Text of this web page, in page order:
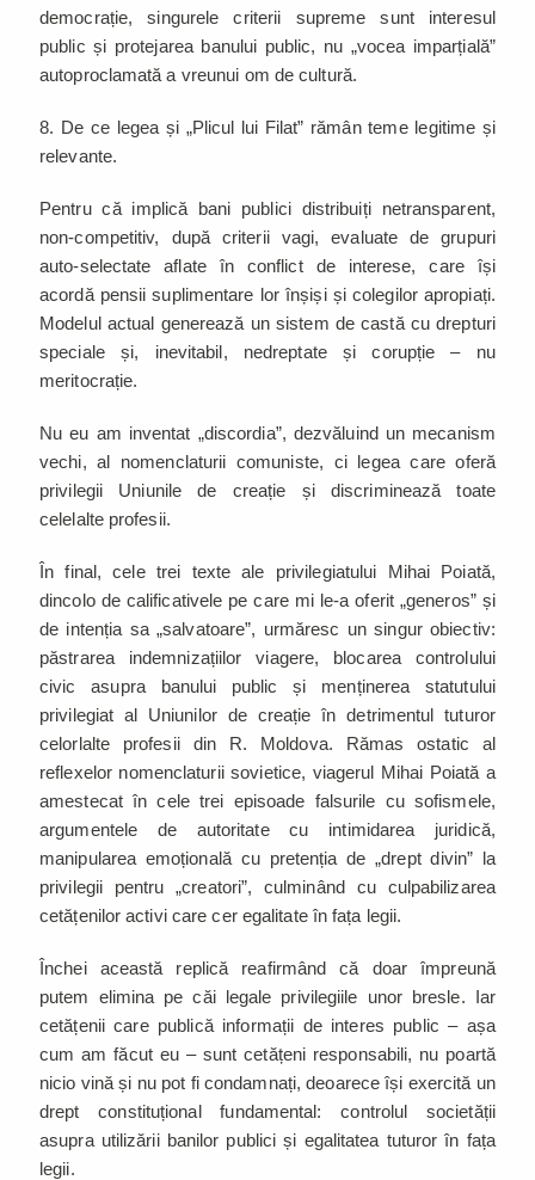
democrație, singurele criterii supreme sunt interesul
public și protejarea banului public, nu „vocea imparțială”
autoproclamată a vreunui om de cultură.
8. De ce legea și „Plicul lui Filat” rămân teme legitime și
relevante.
Pentru că implică bani publici distribuiți netransparent,
non-competitiv, după criterii vagi, evaluate de grupuri
auto-selectate aflate în conflict de interese, care își
acordă pensii suplimentare lor înșiși și colegilor apropiați.
Modelul actual generează un sistem de castă cu drepturi
speciale și, inevitabil, nedreptate și corupție – nu
meritocrație.
Nu eu am inventat „discordia”, dezvăluind un mecanism
vechi, al nomenclaturii comuniste, ci legea care oferă
privilegii Uniunile de creație și discriminează toate
celelalte profesii.
În final, cele trei texte ale privilegiatului Mihai Poiată,
dincolo de calificativele pe care mi le-a oferit „generos” și
de intenția sa „salvatoare”, urmăresc un singur obiectiv:
păstrarea indemnizațiilor viagere, blocarea controlului
civic asupra banului public și menținerea statutului
privilegiat al Uniunilor de creație în detrimentul tuturor
celorlalte profesii din R. Moldova. Rămas ostatic al
reflexelor nomenclaturii sovietice, viagerul Mihai Poiată a
amestecat în cele trei episoade falsurile cu sofismele,
argumentele de autoritate cu intimidarea juridică,
manipularea emoțională cu pretenția de „drept divin” la
privilegii pentru „creatori”, culminând cu culpabilizarea
cetățenilor activi care cer egalitate în fața legii.
Închei această replică reafirmând că doar împreună
putem elimina pe căi legale privilegiile unor bresle. Iar
cetățenii care publică informații de interes public – așa
cum am făcut eu – sunt cetățeni responsabili, nu poartă
nicio vină și nu pot fi condamnați, deoarece își exercită un
drept constituțional fundamental: controlul societății
asupra utilizării banilor publici și egalitatea tuturor în fața
legii.